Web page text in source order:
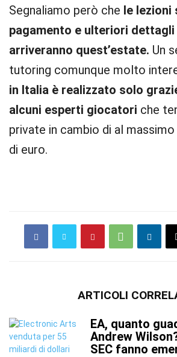
Segnaliamo però che le lezioni
pagamento e ulteriori dettagli
arriveranno quest’estate. Un
tutoring comunque molto
in Italia è realizzato solo
alcuni esperti giocatori che
private in cambio di al
di euro.
ARTICOLI
EA, quanto
Andrew
SEC fanno